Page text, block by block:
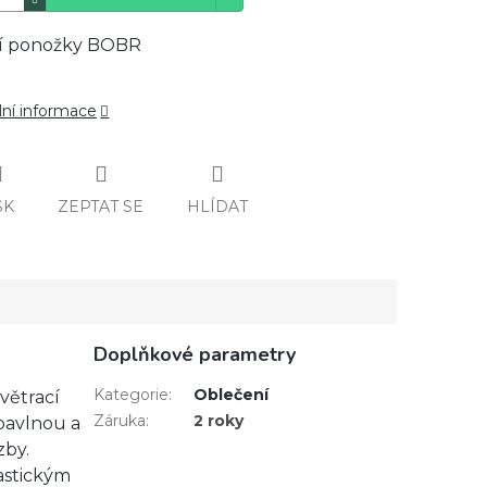
ponožky BOBR
informace
ZEPTAT SE HLÍDAT
a
Doplňkové parametry
Kategorie:
Oblečení
Záruka: 2 roky